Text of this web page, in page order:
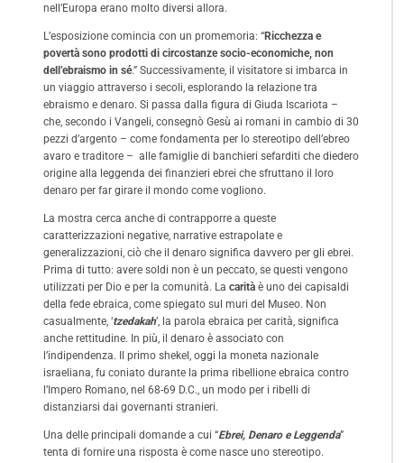
nell’Europa erano molto diversi allora.
L’esposizione comincia con un promemoria: “Ricchezza e
povertà sono prodotti di circostanze socio-economiche, non
dell’ebraismo in sé.” Successivamente, il visitatore si imbarca in
un viaggio attraverso i secoli, esplorando la relazione tra
ebraismo e denaro. Si passa dalla figura di Giuda Iscariota –
che, secondo i Vangeli, consegnò Gesù ai romani in cambio di 30
pezzi d’argento – come fondamenta per lo stereotipo dell’ebreo
avaro e traditore – alle famiglie di banchieri sefarditi che diedero
origine alla leggenda dei finanzieri ebrei che sfruttano il loro
denaro per far girare il mondo come vogliono.
La mostra cerca anche di contrapporre a queste
caratterizzazioni negative, narrative estrapolate e
generalizzazioni, ciò che il denaro significa davvero per gli ebrei.
Prima di tutto: avere soldi non è un peccato, se questi vengono
utilizzati per Dio e per la comunità. La carità è uno dei capisaldi
della fede ebraica, come spiegato sul muri del Museo. Non
casualmente, ‘tzedakah’, la parola ebraica per carità, significa
anche rettitudine. In più, il denaro è associato con
l’indipendenza. Il primo shekel, oggi la moneta nazionale
israeliana, fu coniato durante la prima ribellione ebraica contro
l’Impero Romano, nel 68-69 D.C., un modo per i ribelli di
distanziarsi dai governanti stranieri.
Una delle principali domande a cui “Ebrei, Denaro e Leggenda”
tenta di fornire una risposta è come nasce uno stereotipo.